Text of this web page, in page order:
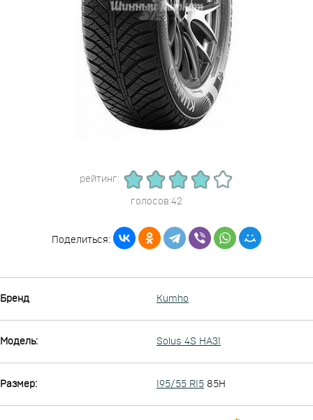
рейтинг:
голосов:42
Поделиться:
Бренд Kumho
Модель: Solus 4S HA31
Размер: 195/55 R15 85H